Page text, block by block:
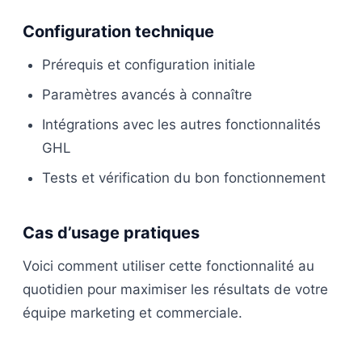
Configuration technique
Prérequis et configuration initiale
Paramètres avancés à connaître
Intégrations avec les autres fonctionnalités
GHL
Tests et vérification du bon fonctionnement
Cas d’usage pratiques
Voici comment utiliser cette fonctionnalité au
quotidien pour maximiser les résultats de votre
équipe marketing et commerciale.